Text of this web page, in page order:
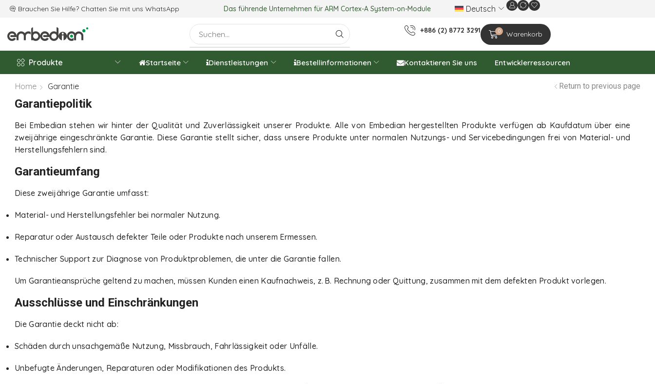
Brauchen Sie Hilfe? Chatten Sie mit uns WhatsApp
Wir feiern das 20-jährige Firmenjubiläum Das führende Unternehmen für ARM Cortex-A System-on-Module Wir feiern das 20-jährige Firmenjubiläum
Deutsch
+886 (2) 8772 3291 0 Warenkorb
Produkte Startseite Dienstleistungen Bestellinformationen Kontaktieren Sie uns Entwicklerressourcen
Return to previous page
Home Garantie
Garantiepolitik
Bei Embedian stehen wir hinter der Qualität und Zuverlässigkeit unserer Produkte. Alle von Embedian hergestellten Produkte verfügen ab Kaufdatum über eine
zweijährige eingeschränkte Garantie. Diese Garantie stellt sicher, dass unsere Produkte unter normalen Nutzungs- und Servicebedingungen frei von Material- und
Herstellungsfehlern sind.
Garantieumfang
Diese zweijährige Garantie umfasst:
Material- und Herstellungsfehler bei normaler Nutzung.
Reparatur oder Austausch defekter Teile oder Produkte nach unserem Ermessen.
Technischer Support zur Diagnose von Produktproblemen, die unter die Garantie fallen.
Um Garantieansprüche geltend zu machen, müssen Kunden einen Kaufnachweis, z. B. Rechnung oder Quittung, zusammen mit dem defekten Produkt vorlegen.
Ausschlüsse und Einschränkungen
Die Garantie deckt nicht ab:
Schäden durch unsachgemäße Nutzung, Missbrauch, Fahrlässigkeit oder Unfälle.
Unbefugte Änderungen, Reparaturen oder Modifikationen des Produkts.